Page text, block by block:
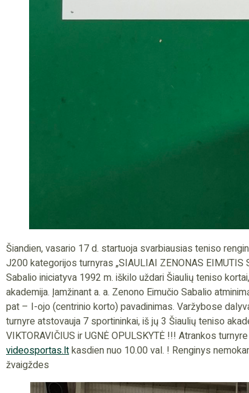
Šiandien, vasario 17 d. startuoja svarbiausias teniso
J200 kategorijos turnyras „SIAULIAI ZENONAS EIMUTIS
Sabalio iniciatyva 1992 m. iškilo uždari Šiaulių teniso
akademija. Įamžinant a. a. Zenono Eimučio Sabalio
pat – I-ojo (centrinio korto) pavadinimas. Varžybose
turnyre atstovauja 7 sportininkai, iš jų 3 Šiaulių teniso
VIKTORAVIČIUS ir UGNĖ OPULSKYTĖ !!! Atrankos
videosportas.ltkasdien nuo 10.00 val. ! Renginys
žvaigždes